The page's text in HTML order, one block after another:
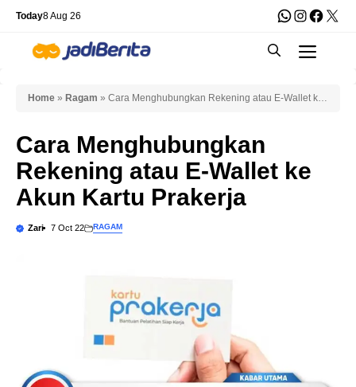
Skip
content
Today8 Aug 26 WhatsApp
X
Home » Ragam » Cara Menghubungkan Rekening atau E-Wallet ke
Cara Menghubungkan
Rekening atau E-Wallet ke
Akun Kartu Prakerja
Zari 7 Oct 22 RAGAM